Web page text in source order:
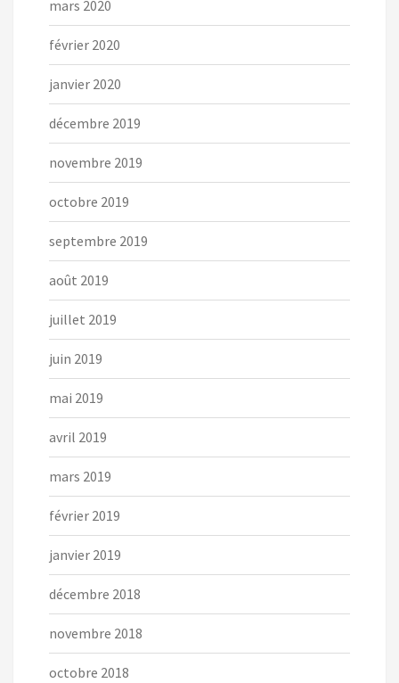
mars 2020
février 2020
janvier 2020
décembre 2019
novembre 2019
octobre 2019
septembre 2019
août 2019
juillet 2019
juin 2019
mai 2019
avril 2019
mars 2019
février 2019
janvier 2019
décembre 2018
novembre 2018
octobre 2018